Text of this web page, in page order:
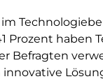
Prozent
Befragten